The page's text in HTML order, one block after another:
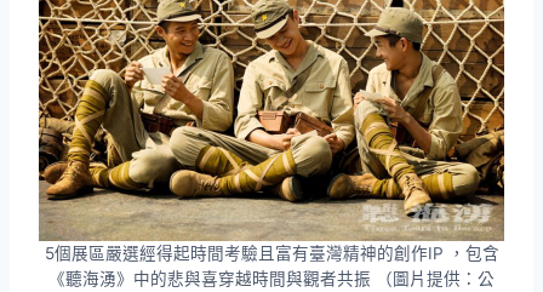
5個展區嚴選經得起時間考驗且富有臺灣精神的創作IP ，包含
《聽海湧》中的悲與喜穿越時間與觀者共振 （圖片提供：公